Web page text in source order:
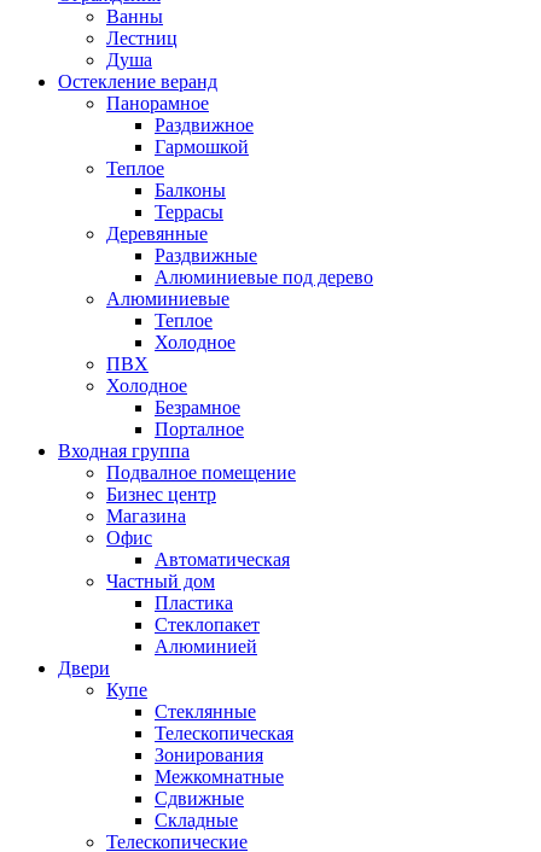
Ванны
Лестниц
Душа
Остекление веранд
Панорамное
Раздвижное
Гармошкой
Теплое
Балконы
Террасы
Деревянные
Раздвижные
Алюминиевые под дерево
Алюминиевые
Теплое
Холодное
ПВХ
Холодное
Безрамное
Порталное
Входная группа
Подвалное помещение
Бизнес центр
Магазина
Офис
Автоматическая
Частный дом
Пластика
Стеклопакет
Алюминией
Двери
Купе
Стеклянные
Телескопическая
Зонирования
Межкомнатные
Сдвижные
Складные
Телескопические